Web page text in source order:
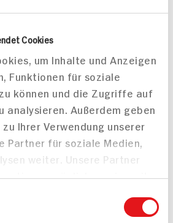
Cookies
um Inhalte und Anzeigen
Funktionen für soziale
können und die Zugriffe auf
analysieren. Außerdem geben
Ihrer Verwendung unserer
Partner für soziale Medien,
weiter. Unsere Partner
möglicherweise mit
oder die sie im Rahmen
Kartoffeltarte und
Fenchel-Möhren-
Gemüse
180 min
1.981 kcal p. Portion
Mittel